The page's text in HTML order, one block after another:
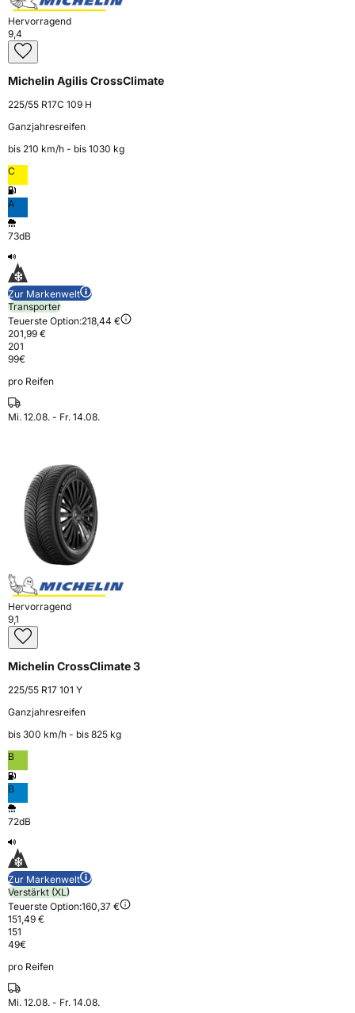
Hervorragend
9,4
Michelin Agilis CrossClimate
225/55 R17C 109 H
Ganzjahresreifen
bis 210 km⁠/⁠h - bis 1030 kg
C
A
73dB
Zur Markenwelt
Transporter
Teuerste Option:218,44 €
201,99 €
201
99€
pro Reifen
Mi. 12.08. - Fr. 14.08.
Hervorragend
9,1
Michelin CrossClimate 3
225/55 R17 101 Y
Ganzjahresreifen
bis 300 km⁠/⁠h - bis 825 kg
B
B
72dB
Zur Markenwelt
Verstärkt (XL)
Teuerste Option:160,37 €
151,49 €
151
49€
pro Reifen
Mi. 12.08. - Fr. 14.08.